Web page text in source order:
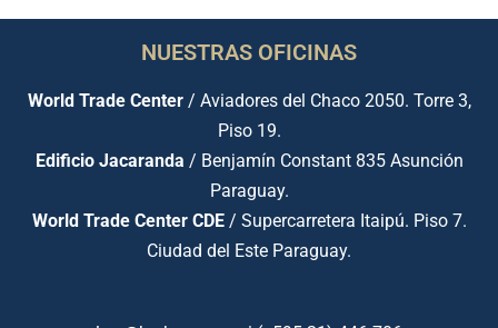
NUESTRAS OFICINAS
World Trade Center/ Aviadores del Chaco 2050. Torre 3,
Piso 19.
Edificio Jacaranda / Benjamín Constant 835 Asunción
Paraguay.
World Trade Center CDE/ Supercarretera Itaipú. Piso 7.
Ciudad del Este Paraguay.